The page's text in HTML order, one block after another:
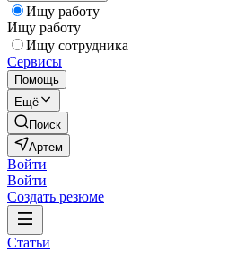
Ищу работу
Ищу работу
Ищу сотрудника
Сервисы
Помощь
Ещё
Поиск
Артем
Войти
Войти
Создать резюме
Статьи